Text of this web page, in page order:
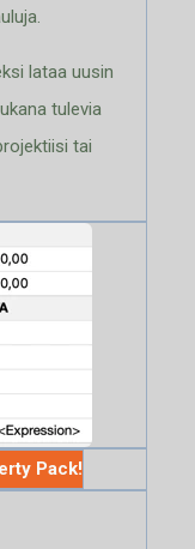
lataa uusin
tulevia
tai
Pack!